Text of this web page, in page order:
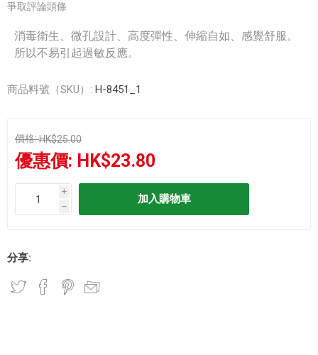
爭取評論頭條
消毒衛生、微孔設計、高度彈性、伸縮自如、感覺舒服。
所以不易引起過敏反應。
商品料號（SKU）: H-8451_1
價格:HK$25.00
優惠價: HK$23.80
i
h
分享: